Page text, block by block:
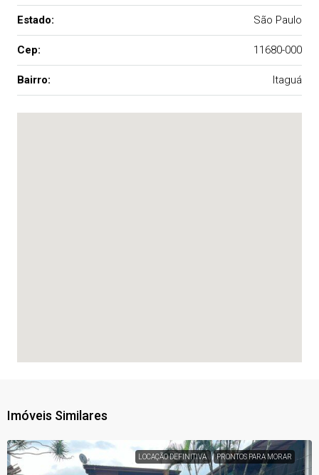
Estado: São Paulo
Cep: 11680-000
Bairro: Itaguá
Imóveis Similares
LOCAÇÃO DEFINITIVA PRONTOS PARA MORAR